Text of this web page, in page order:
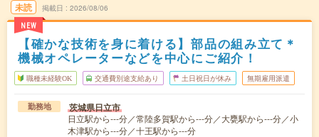
未読
NEW
掲載日 2026/08/06
【確かな技術を身に着ける】部品の組み立て＊
機械オペレーターなどを中心にご紹介！
職種未経験OK 交通費別途支給あり 土日祝日が休み 無期雇用派遣
勤務地 茨城県日立市
日立駅から---分／常陸多賀駅から---分／大甕駅から---分／小
木津駅から---分／十王駅から---分